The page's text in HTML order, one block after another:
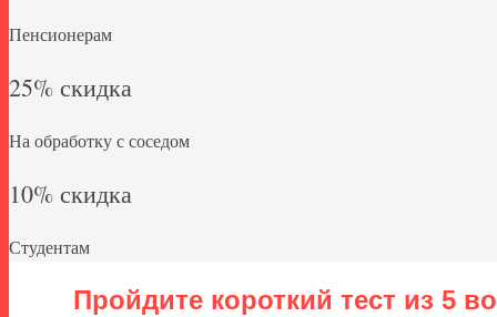
Пенсионерам
25% скидка
На обработку с соседом
10% скидка
Студентам
Пройдите короткий тест из 5